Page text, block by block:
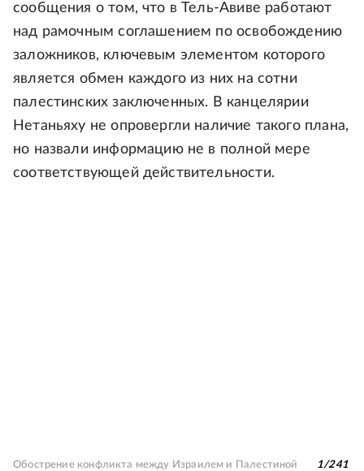
сообщения о том, что в Тель-Авиве работают
над рамочным соглашением по освобождению
заложников, ключевым элементом которого
является обмен каждого из них на сотни
палестинских заключенных. В канцелярии
Нетаньяху не опровергли наличие такого плана,
но назвали информацию не в полной мере
соответствующей действительности.
Обострение конфликта между Израилем и Палестиной 1/241